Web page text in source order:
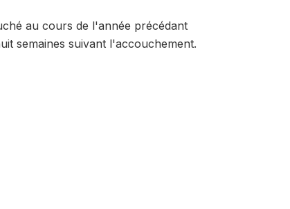
au cours de l'année précédant
semaines suivant l'accouchement.